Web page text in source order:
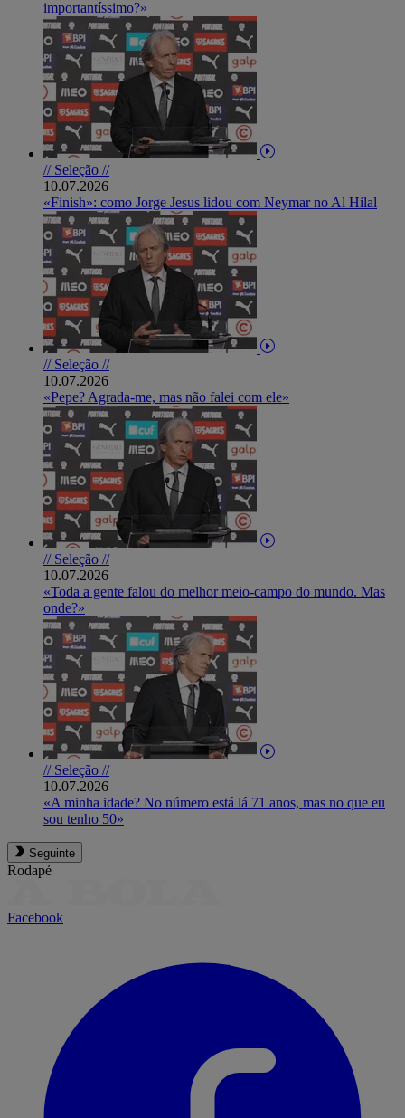
importantíssimo?»
// Seleção //
10.07.2026
«Finish»: como Jorge Jesus lidou com Neymar no Al Hilal
// Seleção //
10.07.2026
«Pepe? Agrada-me, mas não falei com ele»
// Seleção //
10.07.2026
«Toda a gente falou do melhor meio-campo do mundo. Mas
onde?»
// Seleção //
10.07.2026
«A minha idade? No número está lá 71 anos, mas no que eu
sou tenho 50»
Seguinte
Rodapé
Facebook